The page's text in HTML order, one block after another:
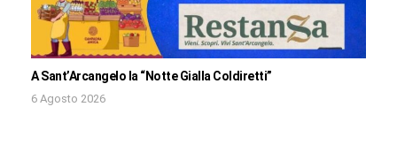
A Sant’Arcangelo la “Notte Gialla Coldiretti”
6 Agosto 2026